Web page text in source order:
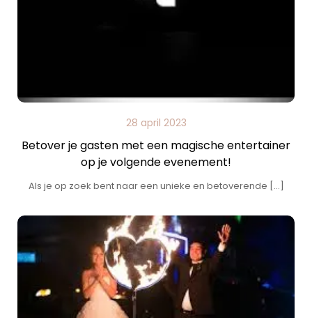
28 april 2023
Betover je gasten met een magische entertainer
op je volgende evenement!
Als je op zoek bent naar een unieke en betoverende […]